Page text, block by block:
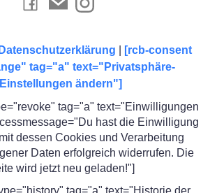
Datenschutzerklärung
[rcb-consent
tag="a" text="Privatsphäre-
Einstellungen ändern"]
tag="a" text="Einwilligungen
hast die Einwilligung
dessen Cookies und Verarbeitung
Daten erfolgreich widerrufen. Die
wird jetzt neu geladen!"]
tag="a" text="Historie der